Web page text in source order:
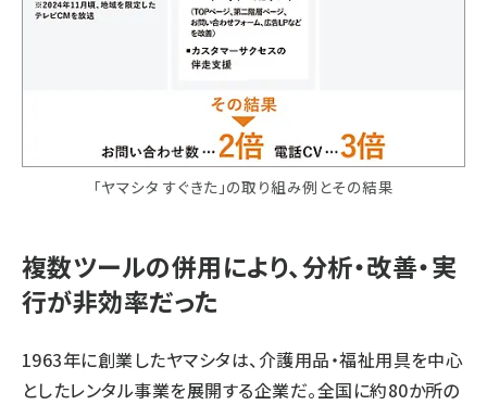
「ヤマシタ すぐきた」の取り組み例とその結果
複数ツールの併用により、分析・改善・実
行が非効率だった
1963年に創業したヤマシタは、介護用品・福祉用具を中心
としたレンタル事業を展開する企業だ。全国に約80か所の